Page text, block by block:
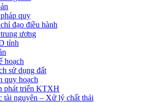
quy
đạo điều hành
ương
tỉnh
hoạch
sử dụng đất
quy hoạch
phát triển KTXH
tài nguyên – Xử lý chất thải